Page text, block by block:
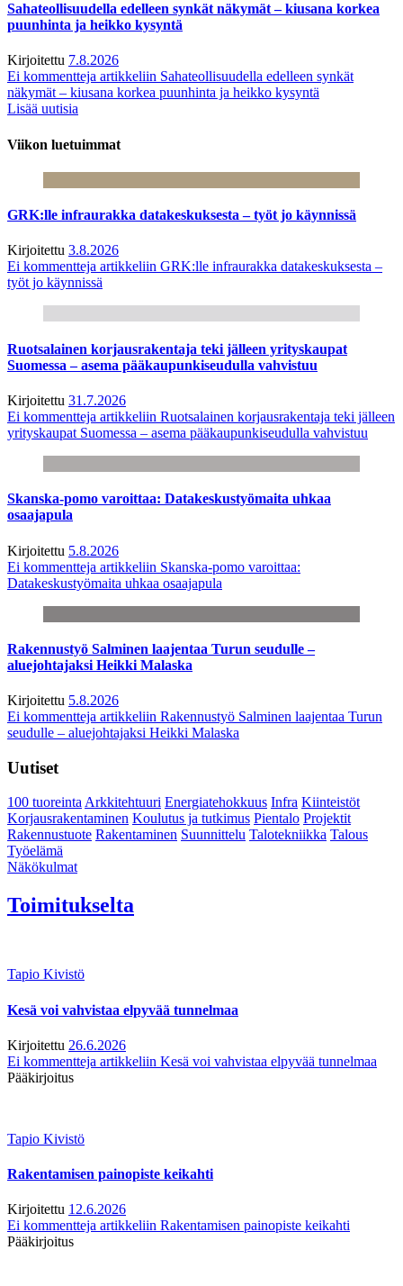
Sahateollisuudella edelleen synkät näkymät – kiusana korkea
puunhinta ja heikko kysyntä
Kirjoitettu 7.8.2026
Ei kommentteja artikkeliin Sahateollisuudella edelleen synkät
näkymät – kiusana korkea puunhinta ja heikko kysyntä
Lisää uutisia
Viikon luetuimmat
GRK:lle infraurakka datakeskuksesta – työt jo käynnissä
Kirjoitettu 3.8.2026
Ei kommentteja artikkeliin GRK:lle infraurakka datakeskuksesta –
työt jo käynnissä
Ruotsalainen korjausrakentaja teki jälleen yrityskaupat
Suomessa – asema pääkaupunkiseudulla vahvistuu
Kirjoitettu 31.7.2026
Ei kommentteja artikkeliin Ruotsalainen korjausrakentaja teki jälleen
yrityskaupat Suomessa – asema pääkaupunkiseudulla vahvistuu
Skanska-pomo varoittaa: Datakeskustyömaita uhkaa
osaajapula
Kirjoitettu 5.8.2026
Ei kommentteja artikkeliin Skanska-pomo varoittaa:
Datakeskustyömaita uhkaa osaajapula
Rakennustyö Salminen laajentaa Turun seudulle –
aluejohtajaksi Heikki Malaska
Kirjoitettu 5.8.2026
Ei kommentteja artikkeliin Rakennustyö Salminen laajentaa Turun
seudulle – aluejohtajaksi Heikki Malaska
Uutiset
100 tuoreintaArkkitehtuuri Energiatehokkuus Infra Kiinteistöt
Korjausrakentaminen Koulutus ja tutkimus Pientalo Projektit
Rakennustuote Rakentaminen Suunnittelu Talotekniikka Talous
Työelämä
Näkökulmat
Toimitukselta
Tapio Kivistö
Kesä voi vahvistaa elpyvää tunnelmaa
Kirjoitettu 26.6.2026
Ei kommentteja artikkeliin Kesä voi vahvistaa elpyvää tunnelmaa
Pääkirjoitus
Tapio Kivistö
Rakentamisen painopiste keikahti
Kirjoitettu 12.6.2026
Ei kommentteja artikkeliin Rakentamisen painopiste keikahti
Pääkirjoitus